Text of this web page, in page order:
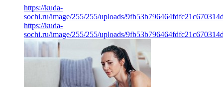
https://kuda-
sochi.ru/image/255/255/uploads/
https://kuda-
sochi.ru/image/255/255/uploads/